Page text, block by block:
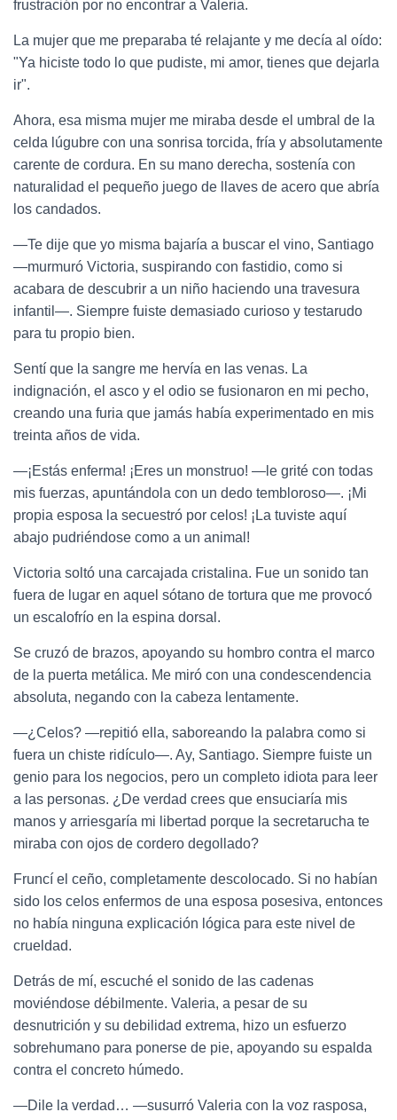
frustración por no encontrar a Valeria.
La mujer que me preparaba té relajante y me decía al oído:
"Ya hiciste todo lo que pudiste, mi amor, tienes que dejarla
ir".
Ahora, esa misma mujer me miraba desde el umbral de la
celda lúgubre con una sonrisa torcida, fría y absolutamente
carente de cordura. En su mano derecha, sostenía con
naturalidad el pequeño juego de llaves de acero que abría
los candados.
—Te dije que yo misma bajaría a buscar el vino, Santiago
—murmuró Victoria, suspirando con fastidio, como si
acabara de descubrir a un niño haciendo una travesura
infantil—. Siempre fuiste demasiado curioso y testarudo
para tu propio bien.
Sentí que la sangre me hervía en las venas. La
indignación, el asco y el odio se fusionaron en mi pecho,
creando una furia que jamás había experimentado en mis
treinta años de vida.
—¡Estás enferma! ¡Eres un monstruo! —le grité con todas
mis fuerzas, apuntándola con un dedo tembloroso—. ¡Mi
propia esposa la secuestró por celos! ¡La tuviste aquí
abajo pudriéndose como a un animal!
Victoria soltó una carcajada cristalina. Fue un sonido tan
fuera de lugar en aquel sótano de tortura que me provocó
un escalofrío en la espina dorsal.
Se cruzó de brazos, apoyando su hombro contra el marco
de la puerta metálica. Me miró con una condescendencia
absoluta, negando con la cabeza lentamente.
—¿Celos? —repitió ella, saboreando la palabra como si
fuera un chiste ridículo—. Ay, Santiago. Siempre fuiste un
genio para los negocios, pero un completo idiota para leer
a las personas. ¿De verdad crees que ensuciaría mis
manos y arriesgaría mi libertad porque la secretarucha te
miraba con ojos de cordero degollado?
Fruncí el ceño, completamente descolocado. Si no habían
sido los celos enfermos de una esposa posesiva, entonces
no había ninguna explicación lógica para este nivel de
crueldad.
Detrás de mí, escuché el sonido de las cadenas
moviéndose débilmente. Valeria, a pesar de su
desnutrición y su debilidad extrema, hizo un esfuerzo
sobrehumano para ponerse de pie, apoyando su espalda
contra el concreto húmedo.
—Dile la verdad… —susurró Valeria con la voz rasposa,